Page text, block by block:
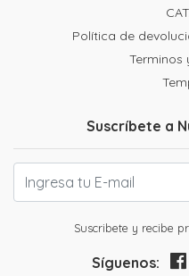
Política de
Terminos
Suscríbete a
Suscribete y recibe
Síguenos: